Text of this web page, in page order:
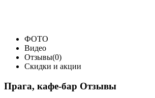
ФОТО
Видео
Отзывы(0)
Скидки и акции
Прага, кафе-бар Отзывы